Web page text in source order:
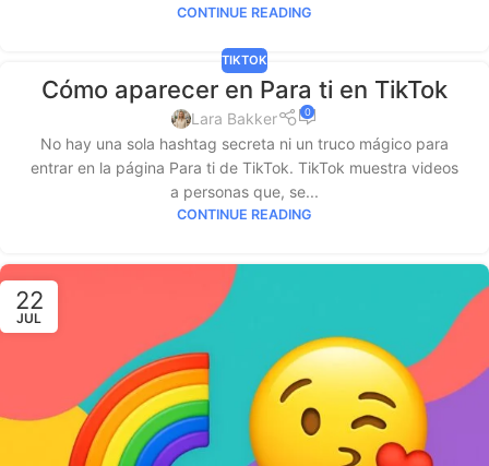
CONTINUE READING
TIKTOK
Cómo aparecer en Para ti en TikTok
Lara Bakker 0
No hay una sola hashtag secreta ni un truco mágico para
entrar en la página Para ti de TikTok. TikTok muestra videos
a personas que, se...
CONTINUE READING
22
JUL